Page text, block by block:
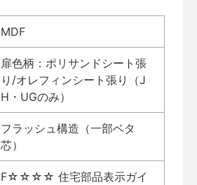
MDF
扉色柄：ポリサンドシート張
り/オレフィンシート張り（J
H・UGのみ）
フラッシュ構造（一部ベタ
芯）
F☆☆☆☆ 住宅部品表示ガイ